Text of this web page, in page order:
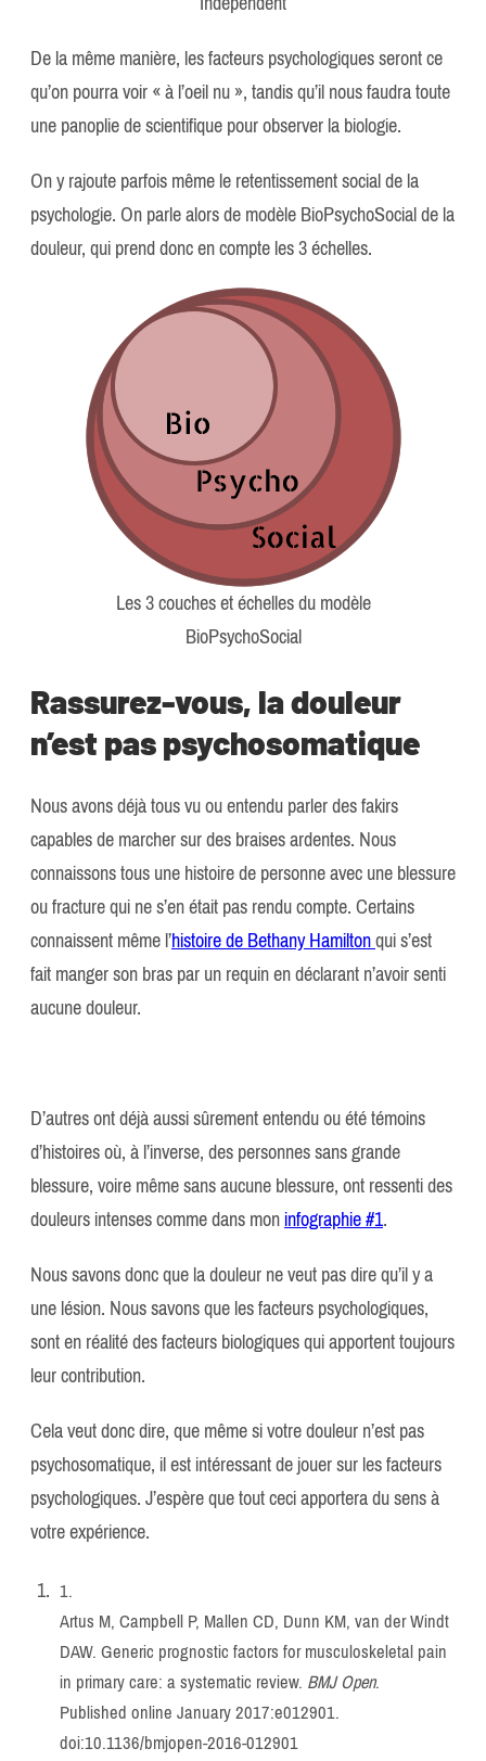
De la même manière, les facteurs psychologiques seront ce
qu’on pourra voir « à l’oeil nu », tandis qu’il nous faudra toute
une panoplie de scientifique pour observer la biologie.
On y rajoute parfois même le retentissement social de la
psychologie. On parle alors de modèle BioPsychoSocial de la
douleur, qui prend donc en compte les 3 échelles.
Les 3 couches et échelles du modèle
BioPsychoSocial
Rassurez-vous, la douleur
n’est pas psychosomatique
Nous avons déjà tous vu ou entendu parler des fakirs
capables de marcher sur des braises ardentes. Nous
connaissons tous une histoire de personne avec une blessure
ou fracture qui ne s’en était pas rendu compte. Certains
connaissent même l’histoire de Bethany Hamiltonqui s’est
fait manger son bras par un requin en déclarant n’avoir senti
aucune douleur.
D’autres ont déjà aussi sûrement entendu ou été témoins
d’histoires où, à l’inverse, des personnes sans grande
blessure, voire même sans aucune blessure, ont ressenti des
douleurs intenses comme dans moninfographie #1.
Nous savons donc que la douleur ne veut pas dire qu’il y a
une lésion. Nous savons que les facteurs psychologiques,
sont en réalité des facteurs biologiques qui apportent toujours
leur contribution.
Cela veut donc dire, que même si votre douleur n’est pas
psychosomatique, il est intéressant de jouer sur les facteurs
psychologiques. J’espère que tout ceci apportera du sens à
votre expérience.
1.
Artus M, Campbell P, Mallen CD, Dunn KM, van der Windt
DAW. Generic prognostic factors for musculoskeletal pain
in primary care: a systematic review.BMJ Open.
Published online January 2017:e012901.
doi:10.1136/bmjopen-2016-012901